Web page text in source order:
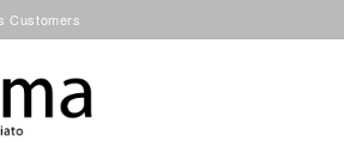
Customers